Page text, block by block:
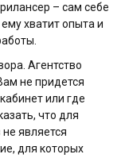
– сам себе
хватит опыта и
Агентство
не придется
или где
что для
является
для которых